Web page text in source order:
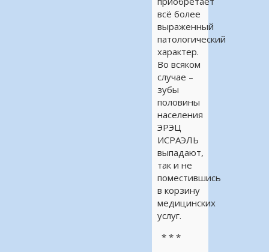
всё более
выраженный
патологический
характер.
Во всяком
случае –
зубы
половины
населения
ЭРЭЦ
ИСРАЭЛЬ
выпадают,
так и не
поместившись
в корзину
медицинских
услуг.
* * *